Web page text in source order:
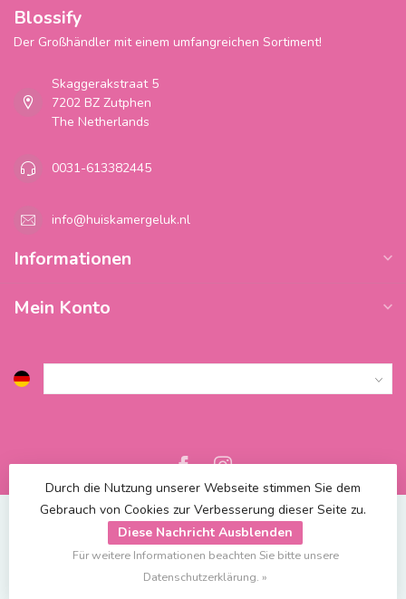
Blossify
Der Großhändler mit einem umfangreichen Sortiment!
Skaggerakstraat 5
7202 BZ Zutphen
The Netherlands
0031-613382445
info@huiskamergeluk.nl
Informationen
Mein Konto
© Copyright 2026 Blossify| Powered by
Durch die Nutzung unserer Webseite stimmen Sie dem
Gebrauch von Cookies zur Verbesserung dieser Seite zu.
Diese Nachricht Ausblenden
Für weitere Informationen beachten Sie bitte unsere
Datenschutzerklärung. »